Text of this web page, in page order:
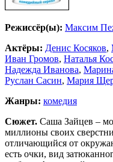
Режиссёр(ы): Максим
Актёры: Денис Косяков,
Иван Громов, Наталья
Надежда Иванова,
Руслан Сасин, Мария
Жанры: комедия
Сюжет. Саша Зайцев –
миллионы своих
отличающийся от
есть очки, вид